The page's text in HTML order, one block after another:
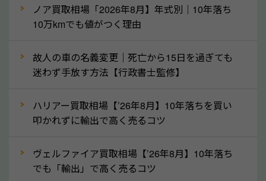
車検の満了日
内装や外装の状態
定を行い高価買取価格をつけやすくなります。
ってきます！
月割りで返還されるものです。ですから、自動車税の
還付金は早めに売却するほど多く還付されます。不要
ノア買取相場「2026年8月】年式別｜10年落ち
10万kmでも値がつく理由
故人の車の名義変更｜死亡から15日を過ぎても
迷わず手放す方法【行政書士監修】
ハリアー買取相場【’26年8月】10年落ちを買い
叩かれずに輸出で高く売るコツ
ヴェルファイア買取相場【’26年8月】10年落ち
でも「輸出」で高く売るコツ